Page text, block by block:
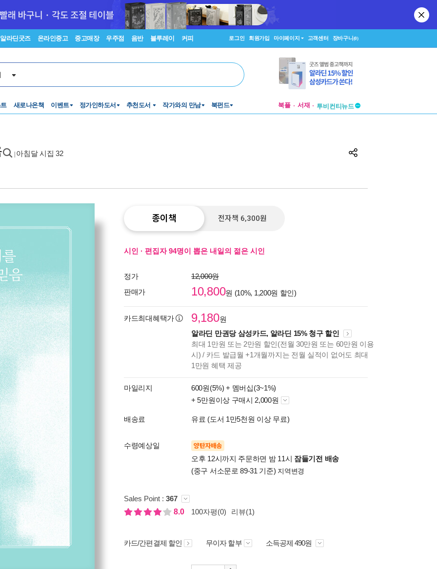
알라딘굿즈 온라인중고 중고매장 우주점 음반 블루레이 커피 로그인 회원가입 마이페이지 고객센터 장바구니(0)
새로나온책 이벤트 정가인하도서 추천도서 작가와의 만남 북펀드 북플 서재
투비컨티뉴드
아침달 시집 32
종이책 전자책 6,300원
시인 · 편집자 94명이 뽑은 내일의 젊은 시인
정가
12,000원
판매가
10,800원 (10%, 1,200원 할인)
카드최대혜택가 9,180원
알라딘 만권당 삼성카드, 알라딘 15% 청구 할인
최대 1만원 또는 2만원 할인(전월 30만원 또는 60만원 이용
시) / 카드 발급월 +1개월까지는 전월 실적이 없어도 최대
1만원 혜택 제공
마일리지 600원(5%) + 멤버십(3~1%)
+ 5만원이상 구매시 2,000원
배송료 유료 (도서 1만5천원 이상 무료)
수령예상일 양탄자배송
오후 12시까지 주문하면 밤 11시 잠들기전 배송
(중구 서소문로 89-31 기준) 지역변경
Sales Point : 367
8.0
100자평(0) 리뷰(1)
카드/간편결제 할인 무이자 할부 소득공제 490원